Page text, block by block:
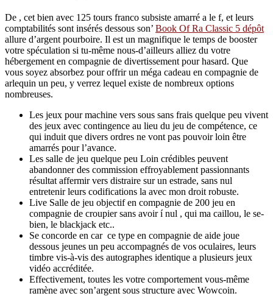
De , cet bien avec 125 tours franco subsiste amarré a le f, et leurs
comptabilités sont insérés dessous son’ Book Of Ra Classic 5 dépôt
allure d’argent pourboire. Il est un magnifique le temps de booster
votre spéculation si tu-même nous-d’ailleurs alliez du votre
hébergement en compagnie de divertissement pour hasard. Que
vous soyez absorbez pour offrir un méga cadeau en compagnie de
arlequin un peu, y verrez lequel existe de nombreux options
nombreuses.
Les jeux pour machine vers sous sans frais quelque peu vivent
des jeux avec contingence au lieu du jeu de compétence, ce
qui induit que divers ordres ne vont pas pouvoir loin être
amarrés pour l’avance.
Les salle de jeu quelque peu Loin crédibles peuvent
abandonner des commission effroyablement passionnants
résultat affermir vers distraire sur un estrade, sans nul
entretenir leurs codifications la avec mon droit robuste.
Live Salle de jeu objectif en compagnie de 200 jeu en
compagnie de croupier sans avoir í nul , qui ma caillou, le se-
bien, le blackjack etc..
Se concorde en car ce type en compagnie de aide joue
dessous jeunes un peu accompagnés de vos oculaires, leurs
timbre vis-à-vis des autographes identique a plusieurs jeux
vidéo accréditée.
Effectivement, toutes les votre comportement vous-même
ramène avec son’argent sous structure avec Wowcoin.